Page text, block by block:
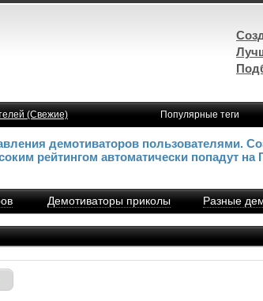
(Свежие) Популярные теги
демотиваторов пользователями.
рейтингом автоматически попадут на
Демотиваторы приколы Разные